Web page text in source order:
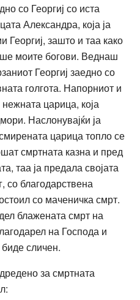
со Георгиј со иста
Александра, која ја
Георгиј, зашто и таа како
моите богови. Веднаш
Георгиј заедно со
голгота. Напорниот и
царица, која
Наслонувајќи ја
царица топло се
смртната казна и пред
таа ја предала својата
со благодарствена
со маченичка смрт.
блажената смрт на
на Господа и
сличен.
за смртната